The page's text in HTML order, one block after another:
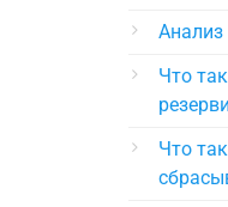
Анализ
Что
Что